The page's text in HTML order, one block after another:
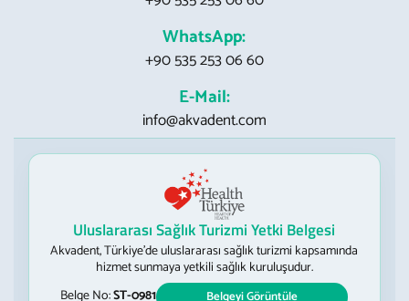
WhatsApp:
+90 535 253 06 60
E-Mail:
info@akvadent.com
Uluslararası Sağlık Turizmi Yetki Belgesi
Akvadent, Türkiye’de uluslararası sağlık turizmi kapsamında
hizmet sunmaya yetkili sağlık kuruluşudur.
Belge No:ST-0981 Belgeyi Görüntüle